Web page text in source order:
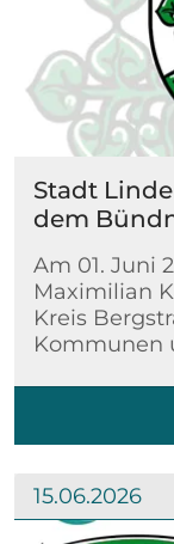
Stadt
dem
Am 01. Juni
Maximilian
Kreis
Kommunen
15.06.2026